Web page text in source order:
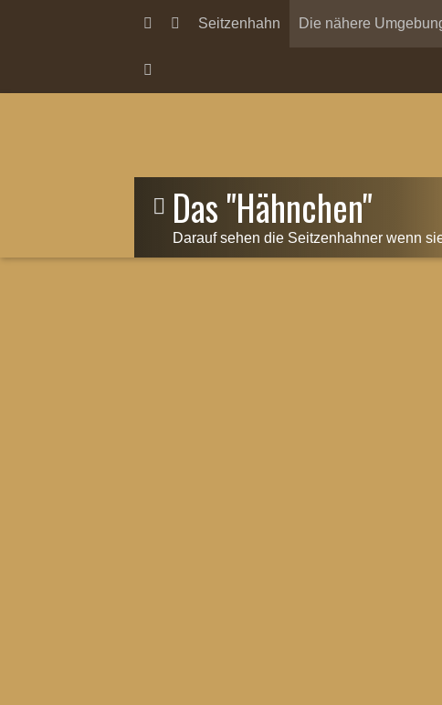
Seitzenhahn Die nähere
Das "Hähnchen"
Darauf sehen die Seitzenhahner wenn